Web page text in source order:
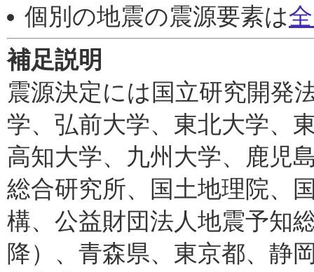
個別の地震の震源要素は
補足説明
震源決定には国立研究開発
学、弘前大学、東北大学、
高知大学、九州大学、鹿児
総合研究所、国土地理院、
構、公益財団法人地震予知
降）、青森県、東京都、静